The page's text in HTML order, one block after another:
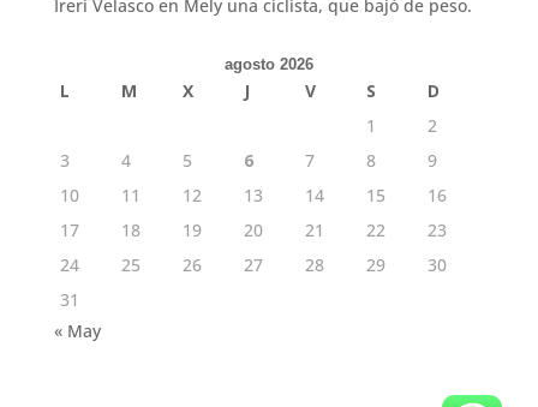
Ireri Velascoen Mely una ciclista, que bajó de peso.
agosto 2026
L M X J V S
D
1
2
3
4 5 6 7 8
9
10
11 12 13 14 15
16
17
18 19 20 21 22
23
24
25 26 27 28 29
30
31
« May